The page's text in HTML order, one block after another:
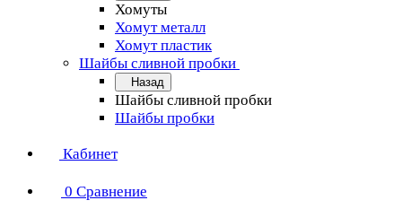
Хомуты
Хомут металл
Хомут пластик
Шайбы сливной пробки
Назад
Шайбы сливной пробки
Шайбы пробки
Кабинет
0 Сравнение